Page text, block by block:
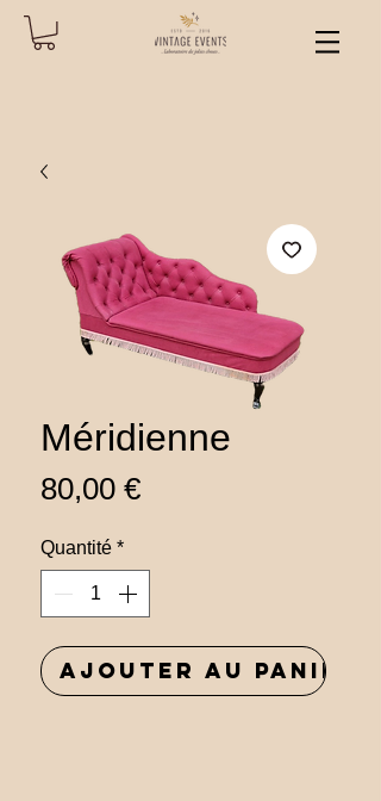
Méridienne
80,00 €Prix
Quantité *
Ajouter au panier